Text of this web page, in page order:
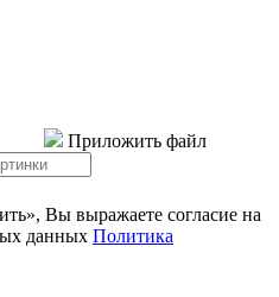
Приложить файл
Вы выражаете согласие на
данных Политика